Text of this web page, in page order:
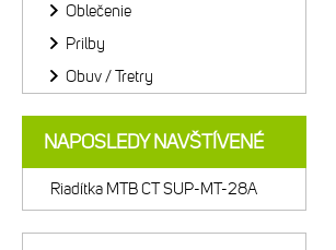
Oblečenie
Prilby
Obuv / Tretry
NAPOSLEDY NAVŠTÍVENÉ
Riadítka MTB CT SUP-MT-28A